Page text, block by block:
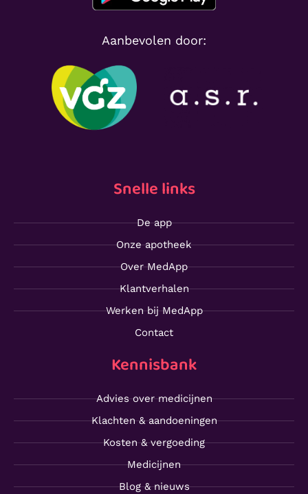
Aanbevolen door:
Snelle links
De app
Onze apotheek
Over MedApp
Klantverhalen
Werken bij MedApp
Contact
Kennisbank
Advies over medicijnen
Klachten & aandoeningen
Kosten & vergoeding
Medicijnen
Blog & nieuws